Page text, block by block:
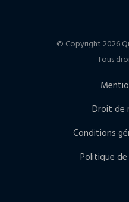
© Copyright 2026
Tous
Droit de
Conditions
Politique